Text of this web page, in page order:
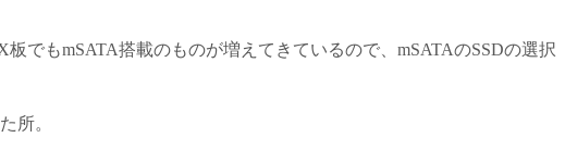
でもmSATA搭載のものが増えてきているので、mSATAのSSDの選択
所。